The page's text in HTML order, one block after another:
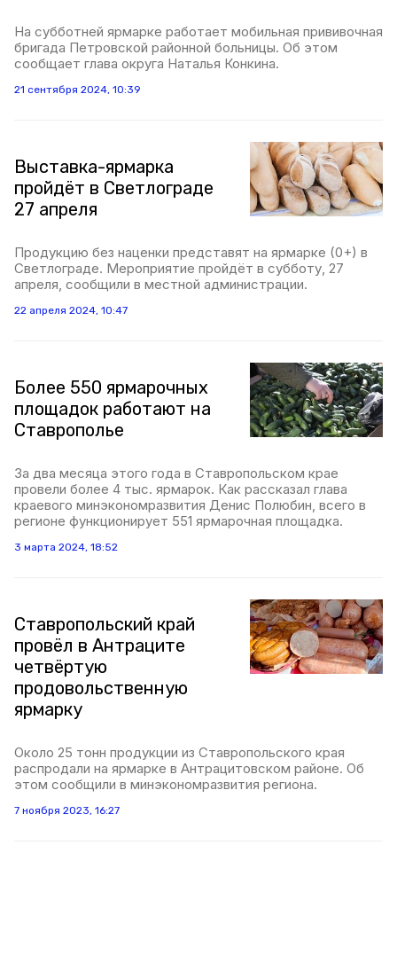
На субботней ярмарке работает мобильная прививочная
бригада Петровской районной больницы. Об этом
сообщает глава округа Наталья Конкина.
21 сентября 2024, 10:39
Выставка-ярмарка
пройдёт в Светлограде
27 апреля
Продукцию без наценки представят на ярмарке (0+) в
Светлограде. Мероприятие пройдёт в субботу, 27
апреля, сообщили в местной администрации.
22 апреля 2024, 10:47
Более 550 ярмарочных
площадок работают на
Ставрополье
За два месяца этого года в Ставропольском крае
провели более 4 тыс. ярмарок. Как рассказал глава
краевого минэкономразвития Денис Полюбин, всего в
регионе функционирует 551 ярмарочная площадка.
3 марта 2024, 18:52
Ставропольский край
провёл в Антраците
четвёртую
продовольственную
ярмарку
Около 25 тонн продукции из Ставропольского края
распродали на ярмарке в Антрацитовском районе. Об
этом сообщили в минэкономразвития региона.
7 ноября 2023, 16:27